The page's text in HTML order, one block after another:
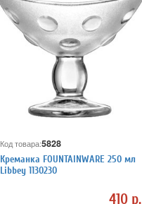
Код товара:5828
Креманка FOUNTAINWARE 250 мл
Libbey 1130230
410 р.